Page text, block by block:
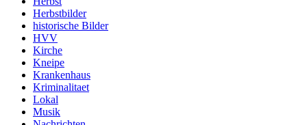
Herbstbilder
historische Bilder
HVV
Kirche
Kneipe
Krankenhaus
Kriminalitaet
Lokal
Musik